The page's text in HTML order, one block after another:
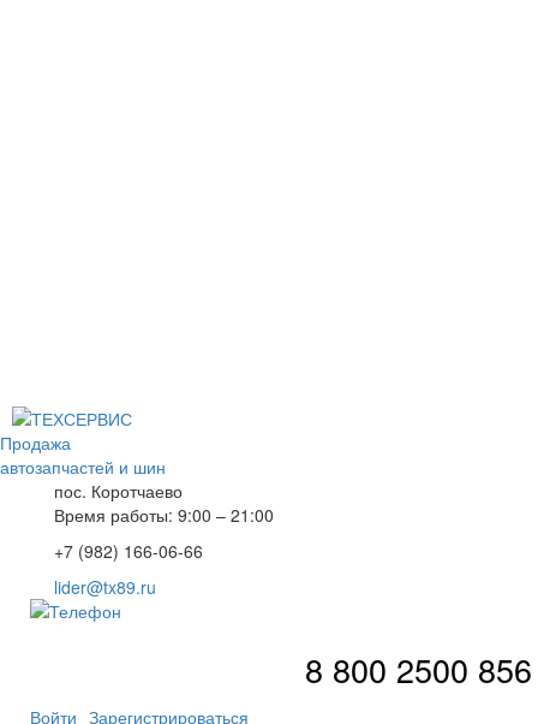
Продажа
автозапчастей и шин
пос. Коротчаево
Время работы: 9:00 – 21:00
+7 (982) 166-06-66
lider@tx89.ru
8 800 2500 856
Войти Зарегистрироваться